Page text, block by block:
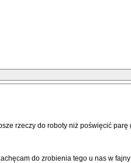
rzeczy do roboty niż poświęcić
do zrobienia tego u nas w